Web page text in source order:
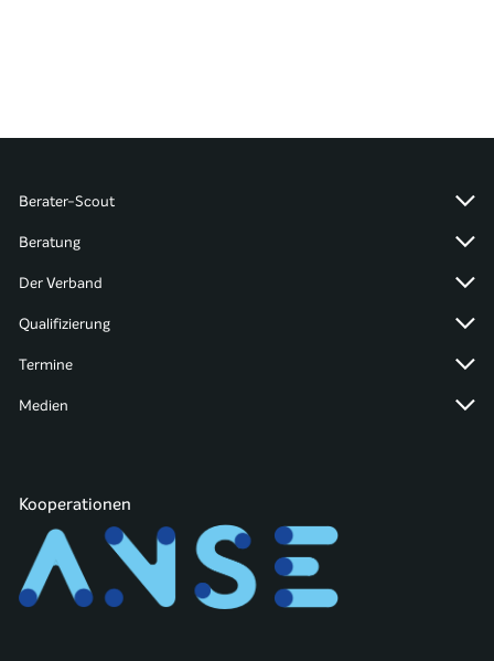
Berater-Scout
Beratung
Der Verband
Qualifizierung
Termine
Medien
Kooperationen